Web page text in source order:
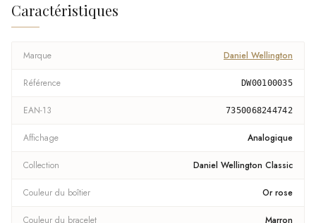
Caractéristiques
Marque Daniel Wellington
Référence DW00100035
EAN-13 7350068244742
Affichage Analogique
Collection Daniel Wellington Classic
Couleur du boîtier Or rose
Couleur du bracelet Marron